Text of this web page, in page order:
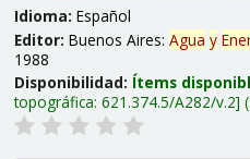
Idioma: Español
Editor: Buenos Aires: Agua y
1988
Disponibilidad: Ítems
topográfica: 621.374.5/A282/v.2